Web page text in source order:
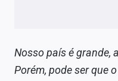
Nosso país é grande,
Porém, pode ser que